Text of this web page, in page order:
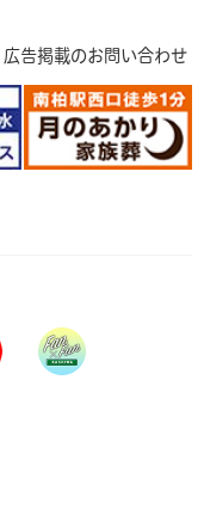
広告掲載のお問い合わせ